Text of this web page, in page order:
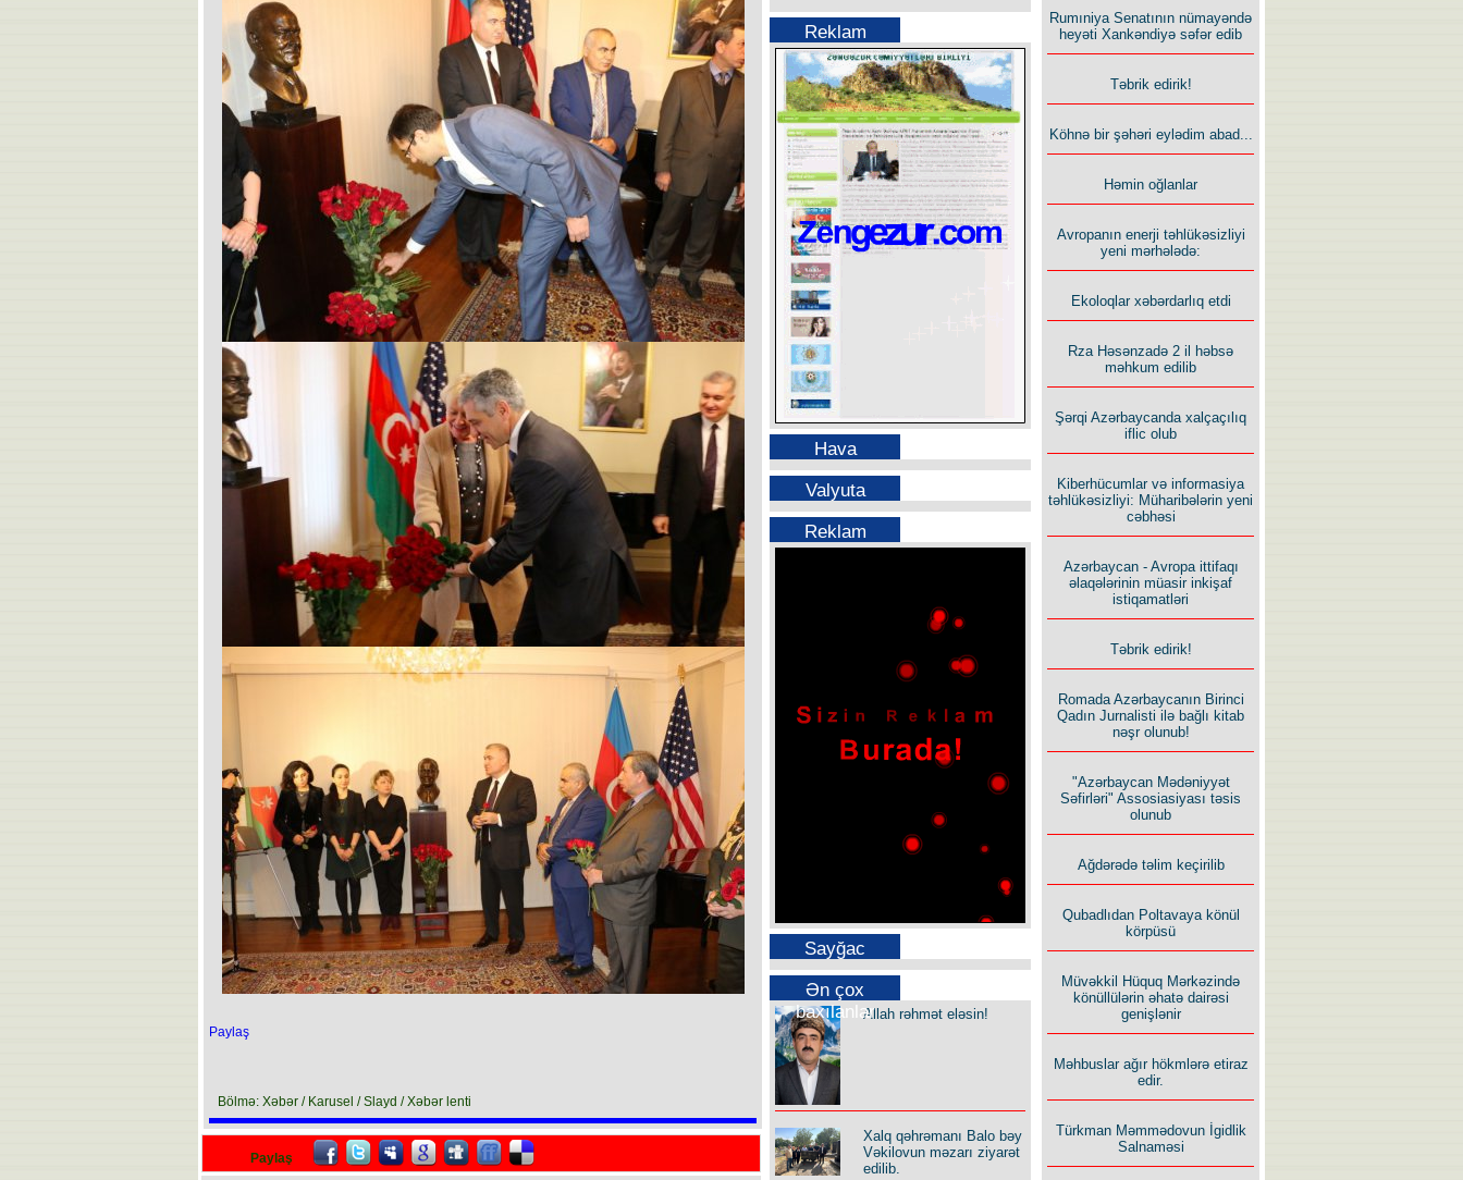
Paylaş
Bölmə: Xəbər / Karusel / Slayd / Xəbər lenti
Paylaş
Reklam
Hava
Valyuta
Reklam
Sayğac
Ən çox
baxılanlarAllah rəhmət eləsin!
Xalq qəhrəmanı Balo bəy
Vəkilovun məzarı ziyarət
edilib.
Rumıniya Senatının nümayəndə
heyəti Xankəndiyə səfər edib
Təbrik edirik!
Köhnə bir şəhəri eylədim abad...
Həmin oğlanlar
Avropanın enerji təhlükəsizliyi
yeni mərhələdə:
Ekoloqlar xəbərdarlıq etdi
Rza Həsənzadə 2 il həbsə
məhkum edilib
Şərqi Azərbaycanda xalçaçılıq
iflic olub
Kiberhücumlar və informasiya
təhlükəsizliyi: Müharibələrin yeni
cəbhəsi
Azərbaycan - Avropa ittifaqı
əlaqələrinin müasir inkişaf
istiqamatləri
Təbrik edirik!
Romada Azərbaycanın Birinci
Qadın Jurnalisti ilə bağlı kitab
nəşr olunub!
"Azərbaycan Mədəniyyət
Səfirləri" Assosiasiyası təsis
olunub
Ağdərədə təlim keçirilib
Qubadlıdan Poltavaya könül
körpüsü
Müvəkkil Hüquq Mərkəzində
könüllülərin əhatə dairəsi
genişlənir
Məhbuslar ağır hökmlərə etiraz
edir.
Türkman Məmmədovun İgidlik
Salnaməsi